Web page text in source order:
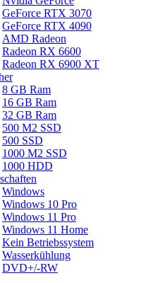
GeForce RTX 3070
GeForce RTX 4090
AMD Radeon
Radeon RX 6600
Radeon RX 6900 XT
8 GB Ram
16 GB Ram
32 GB Ram
500 M2 SSD
500 SSD
1000 M2 SSD
1000 HDD
Windows
Windows 10 Pro
Windows 11 Pro
Windows 11 Home
Kein Betriebssystem
Wasserkühlung
DVD+/-RW